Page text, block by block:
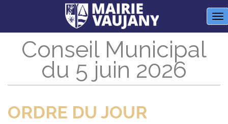
Conseil Municipal
du 5 juin 2026
ORDRE DU JOUR
Panneau de gestion des cookies